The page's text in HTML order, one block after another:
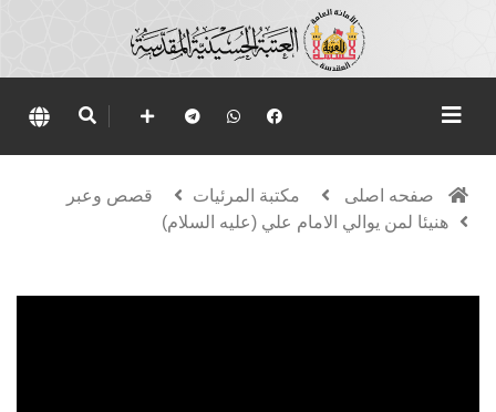
صفحه اصلی مكتبة المرئيات
قصص وعبر
هنيئا لمن يوالي الامام علي (عليه السلام)